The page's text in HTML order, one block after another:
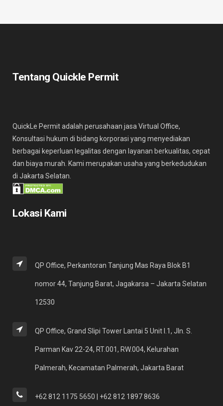
Tentang Quickle Permit
QuickLe Permit adalah perusahaan jasa Virtual Office,
Konsultasi hukum di bidang korporasi yang menyediakan
berbagai keperluan legalitas dengan layanan berkualitas, cepat
dan biaya murah. Kami merupakan usaha yang berkedudukan
di Jakarta Selatan.
Lokasi Kami
QP Office, Perkantoran Tanjung Mas Raya Blok B1
nomor 44, Tanjung Barat, Jagakarsa – Jakarta Selatan
12530
QP Office, Grand Slipi Tower Lantai 5 Unit I.1, Jln. S.
Parman Kav 22-24, RT.001, RW.004, Kelurahan
Palmerah, Kecamatan Palmerah, Jakarta Barat
+62 812 1175 5650 | +62 812 1897 8636